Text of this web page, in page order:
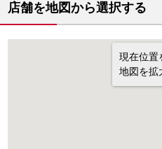
店舗を地図から選択する
現在位置
地図を拡